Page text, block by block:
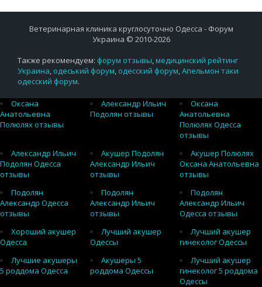
Ветеринарная клиника круглосуточно Одесса - Форум
Украина © 2010-2026
Также рекомендуем: форум отзывы,медицинский рейтинг
Украина, одеський форум, одесский форум,Апельмон таки
одесский форум.
Оксана
Анатольевна
Полюлях отзывы
Александр Ильич
Подолян отзывы
Оксана
Анатольевна
Полюлях Одесса
отзывы
Александр Ильич
Подолян Одесса
отзывы
Акушер Подолян
Александр Ильич
отзывы
Акушер Полюлях
Оксана Анатольевна
отзывы
Подолян
Александр Одесса
отзывы
Подолян
Александр Ильич
отзывы
Подолян
Александр Ильич
Одесса отзывы
Хороший акушер
Одесса
Лучший акушер
Одессы
Лучший акушер
гинеколог Одессы
Лучшие акушеры
5 роддома Одесса
Акушеры 5
роддома Одессы
Лучший акушер
гинеколог 5 роддома
Одессы